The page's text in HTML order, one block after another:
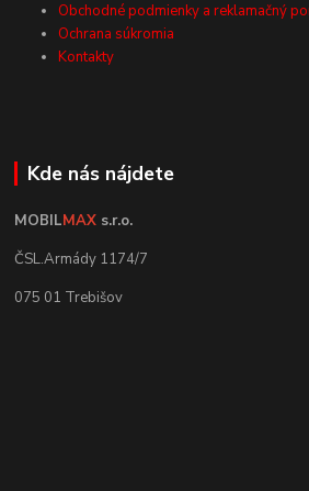
Obchodné podmienky a reklamačný
Ochrana súkromia
Kontakty
Kde nás nájdete
MOBILMAX s.r.o.
ČSL.Armády 1174/7
075 01 Trebišov